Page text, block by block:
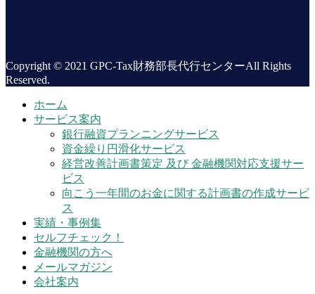
Copyright © 2021 GPC-Tax財務部長代行センターAll Rights
Reserved.
ホーム
サービス案内
銀行融資プランニングサービス
資金繰り円滑化サービス
経営改善計画書策定 及び 金融機関対応支援サー
ビス
向こう一年間のお金に関する計画書の作成サービ
ス
実績・事例集
セルフチェック！
金融機関の方へ
メールマガジン
会社案内